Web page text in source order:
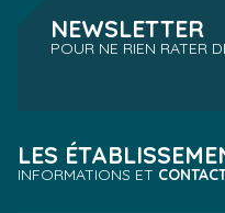
NEWSLETTER
POUR NE RIEN RATER
LES
INFORMATIONS ET